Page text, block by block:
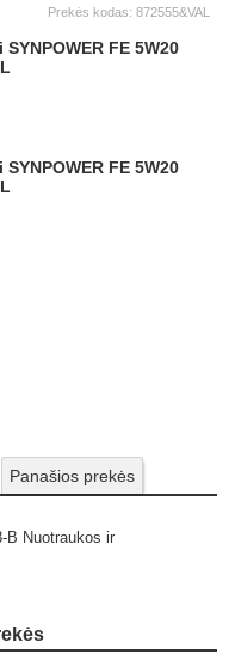
Prekės kodas: 872555&VAL
Panašios prekės
B Nuotraukos ir